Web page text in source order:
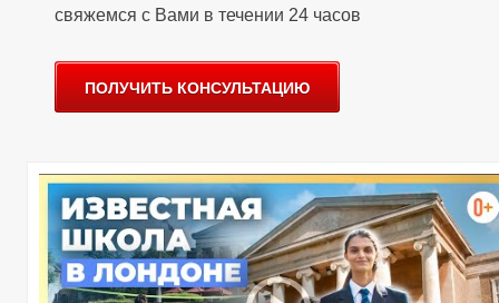
свяжемся c Вами в течении 24 часов
ПОЛУЧИТЬ КОНСУЛЬТАЦИЮ